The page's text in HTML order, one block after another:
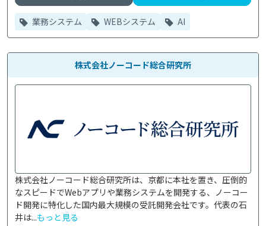
業務システム WEBシステム AI
株式会社ノーコード総合研究所
株式会社ノーコード総合研究所は、京都に本社を置き、圧倒的
なスピードでWebアプリや業務システムを開発する、ノーコー
ド開発に特化した国内最大規模の受託開発会社です。代表の石
井は...もっと見る